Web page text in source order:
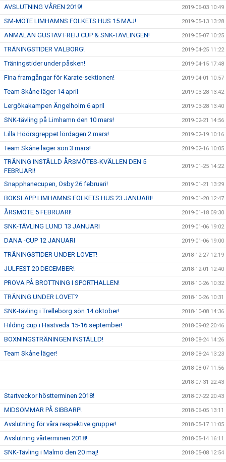
AVSLUTNING VÅREN 2019! 2019-06-03 10:49
SM-MÖTE LIMHAMNS FOLKETS HUS 15 MAJ! 2019-05-13 13:28
ANMÄLAN GUSTAV FREIJ CUP & SNK-TÄVLINGEN! 2019-05-07 10:25
TRÄNINGSTIDER VALBORG! 2019-04-25 11:22
Träningstider under påsken! 2019-04-15 17:48
Fina framgångar för Karate-sektionen! 2019-04-01 10:57
Team Skåne läger 14 april 2019-03-28 13:42
Lergökakampen Ängelholm 6 april 2019-03-28 13:40
SNK-tävling på Limhamn den 10 mars! 2019-02-21 14:56
Lilla Höörsgreppet lördagen 2 mars! 2019-02-19 10:16
Team Skåne läger sön 3 mars! 2019-02-16 10:05
TRÄNING INSTÄLLD ÅRSMÖTES-KVÄLLEN DEN 5
FEBRUARI!
2019-01-25 14:22
Snapphanecupen, Osby 26 februari! 2019-01-21 13:29
BOKSLÄPP LIMHAMNS FOLKETS HUS 23 JANUARI! 2019-01-20 12:47
ÅRSMÖTE 5 FEBRUARI! 2019-01-18 09:30
SNK-TÄVLING LUND 13 JANUARI 2019-01-06 19:02
DANA -CUP 12 JANUARI 2019-01-06 19:00
TRÄNINGSTIDER UNDER LOVET! 2018-12-27 12:19
JULFEST 20 DECEMBER! 2018-12-01 12:40
PROVA PÅ BROTTNING I SPORTHALLEN! 2018-10-26 10:32
TRÄNING UNDER LOVET? 2018-10-26 10:31
SNK-tävling i Trelleborg sön 14 oktober! 2018-10-08 14:36
Hilding cup i Hästveda 15-16 september! 2018-09-02 20:46
BOXNINGSTRÄNINGEN INSTÄLLD! 2018-08-24 14:26
Team Skåne läger! 2018-08-24 13:23
2018-08-07 11:56
2018-07-31 22:43
Startveckor höstterminen 2018! 2018-07-22 20:43
MIDSOMMAR PÅ SIBBARP! 2018-06-05 13:11
Avslutning för våra respektive grupper! 2018-05-17 11:05
Avslutning vårterminen 2018! 2018-05-14 16:11
SNK-Tävling i Malmö den 20 maj! 2018-05-08 12:54